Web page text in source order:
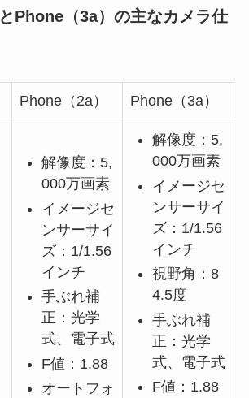
Phone（3a）の主なカメラ仕
Phone（2a） Phone（3a）
解像度：5,
000万画素
イメージセ
ンサーサイ
ズ：1/1.56
インチ
手ぶれ補
正：光学
式、電子式
F値：1.88
オートフォ
解像度：5,
000万画素
イメージセ
ンサーサイ
ズ：1/1.56
インチ
視野角：8
4.5度
手ぶれ補
正：光学
式、電子式
F値：1.88